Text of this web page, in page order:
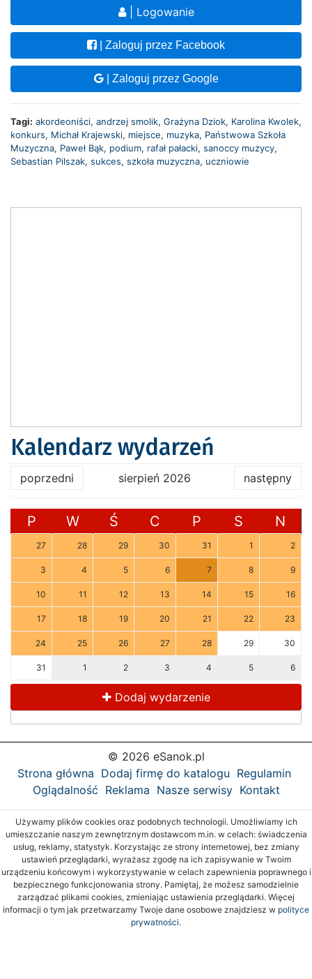
| Logowanie
| Zaloguj przez Facebook
| Zaloguj przez Google
Tagi: akordeoniści, andrzej smolik, Grażyna Dziok, Karolina Kwolek,
konkurs, Michał Krajewski, miejsce, muzyka, Państwowa Szkoła
Muzyczna, Paweł Bąk, podium, rafał pałacki, sanoccy muzycy,
Sebastian Pilszak, sukces, szkoła muzyczna, uczniowie
Kalendarz wydarzeń
poprzedni sierpień 2026 następny
P W Ś C P S N
27 28 29 30 31 1 2
3 4 5 6 7 8 9
10 11 12 13 14 15 16
17 18 19 20 21 22 23
24 25 26 27 28 29 30
31 1 2 3 4 5 6
Dodaj wydarzenie
© 2026 eSanok.pl
Strona główna Dodaj firmę do katalogu Regulamin
Oglądalność Reklama Nasze serwisy Kontakt
Używamy plików cookies oraz podobnych technologii. Umożliwiamy ich
umieszczanie naszym zewnętrznym dostawcom m.in. w celach: świadczenia
usług, reklamy, statystyk. Korzystając ze strony internetowej, bez zmiany
ustawień przeglądarki, wyrażasz zgodę na ich zapisywanie w Twoim
urządzeniu końcowym i wykorzystywanie w celach zapewnienia poprawnego i
bezpiecznego funkcjonowania strony. Pamiętaj, że możesz samodzielnie
zarządzać plikami cookies, zmieniając ustawienia przeglądarki. Więcej
informacji o tym jak przetwarzamy Twoje dane osobowe znajdziesz w polityce
prywatności.